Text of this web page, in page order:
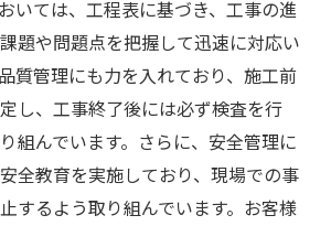
いては、工程表に基づき、工事の進
題や問題点を把握して迅速に対応い
質管理にも力を入れており、施工前
し、工事終了後には必ず検査を行
組んでいます。さらに、安全管理に
全教育を実施しており、現場での事
するよう取り組んでいます。お客様